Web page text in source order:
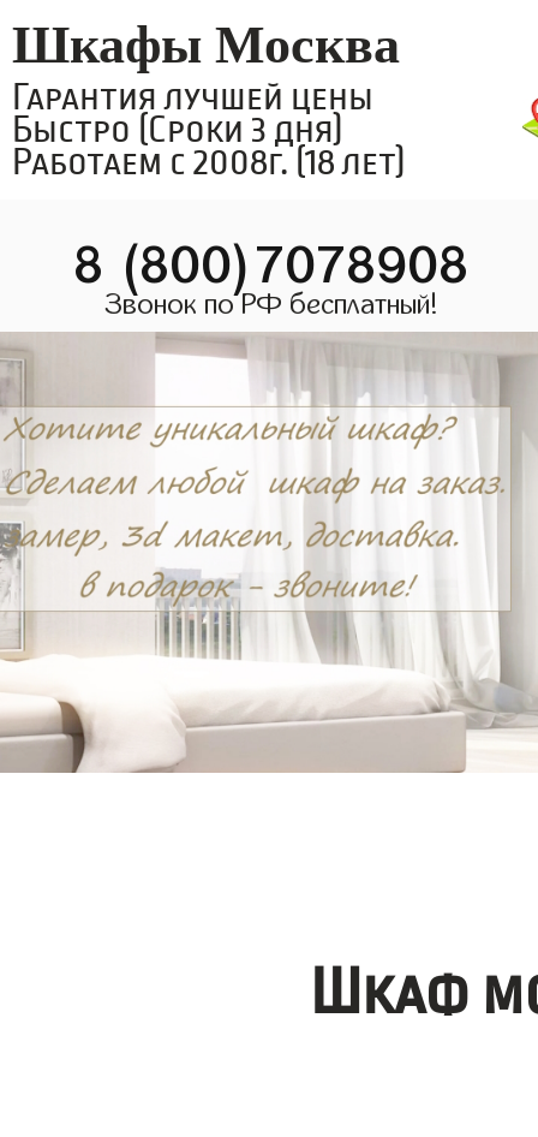
Шкафы Москва
Гарантия лучшей цены
Быстро (Сроки 3 дня)
Работаем с 2008г. (18 лет)
8 (800)7078908
Звонок по РФ бесплатный!
Шкаф